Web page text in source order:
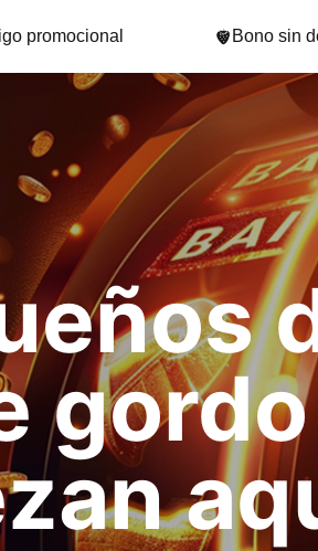
promocional Bono sin
gordo